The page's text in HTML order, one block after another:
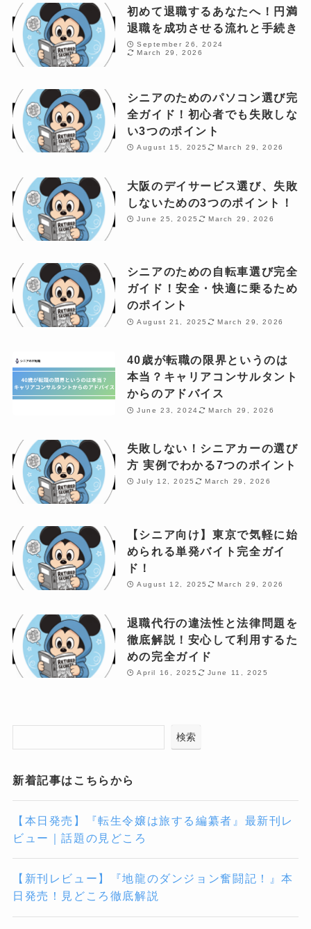
初めて退職するあなたへ！円満
退職を成功させる流れと手続き
September 26, 2024
March 29, 2026
シニアのためのパソコン選び完
全ガイド！初心者でも失敗しな
い3つのポイント
August 15, 2025 March 29, 2026
大阪のデイサービス選び、失敗
しないための3つのポイント！
June 25, 2025 March 29, 2026
シニアのための自転車選び完全
ガイド！安全・快適に乗るため
のポイント
August 21, 2025 March 29, 2026
40歳が転職の限界というのは
本当？キャリアコンサルタント
からのアドバイス
June 23, 2024 March 29, 2026
失敗しない！シニアカーの選び
方 実例でわかる7つのポイント
July 12, 2025 March 29, 2026
【シニア向け】東京で気軽に始
められる単発バイト完全ガイ
ド！
August 12, 2025 March 29, 2026
退職代行の違法性と法律問題を
徹底解説！安心して利用するた
めの完全ガイド
April 16, 2025 June 11, 2025
検索
新着記事はこちらから
【本日発売】『転生令嬢は旅する編纂者』最新刊レ
ビュー｜話題の見どころ
【新刊レビュー】『地龍のダンジョン奮闘記！』本
日発売！見どころ徹底解説